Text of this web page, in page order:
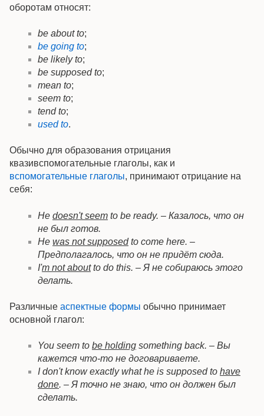
оборотам относят:
be about to;
be going to;
be likely to;
be supposed to;
mean to;
seem to;
tend to;
used to.
Обычно для образования отрицания
квазивспомогательные глаголы, как и
вспомогательные глаголы, принимают отрицание на
себя:
He doesn't seem to be ready. – Казалось, что он
не был готов.
He was not supposedto come here. –
Предполагалось, что он не придёт сюда.
I'm not aboutto do this. – Я не собираюсь этого
делать.
Различные аспектные формы обычно принимает
основной глагол:
You seem to be holding something back. – Вы
кажется что-то не договариваете.
I don't know exactly what he is supposed to have
done. – Я точно не знаю, что он должен был
сделать.